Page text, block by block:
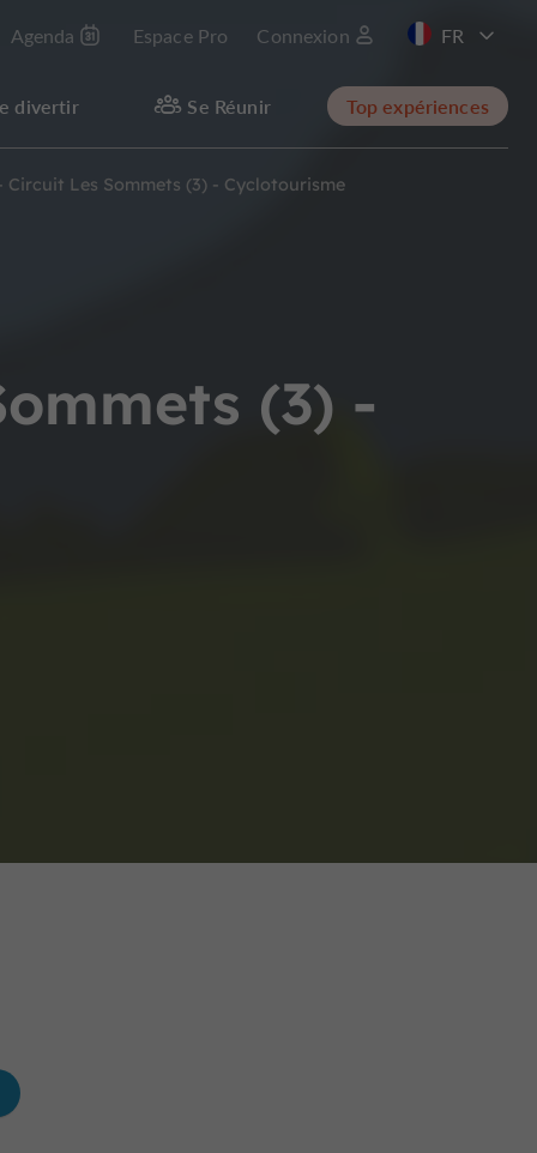
Agenda Espace Pro Connexion
EN
divertir Se Réunir Top expériences
Les Sommets (3) - Cyclotourisme
(3) -